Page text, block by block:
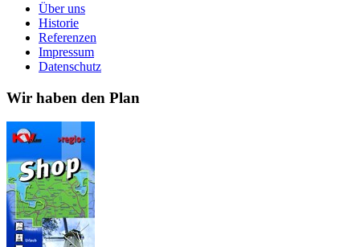
Über uns
Historie
Referenzen
Impressum
Datenschutz
Wir haben den Plan